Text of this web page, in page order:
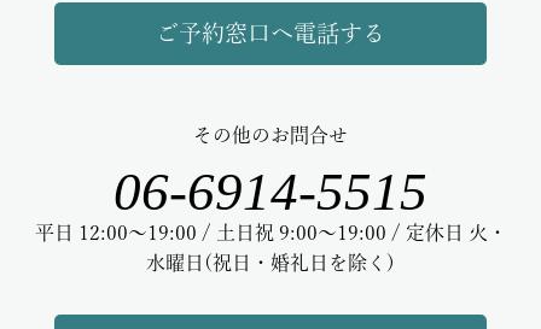
ご予約窓口へ電話する
その他のお問合せ
06-6914-5515
平日 12:00～19:00 / 土日祝 9:00～19:00 / 定休日 火・
水曜日(祝日・婚礼日を除く)